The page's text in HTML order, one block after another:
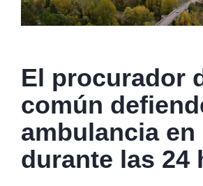
El procurador
común
ambulancia en
durante las 24